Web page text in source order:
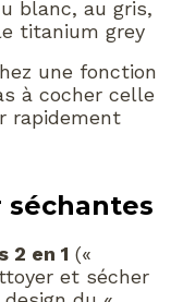
blanc, au gris,
titanium grey
une fonction
à cocher celle
rapidement
séchantes
2 en 1 («
et sécher